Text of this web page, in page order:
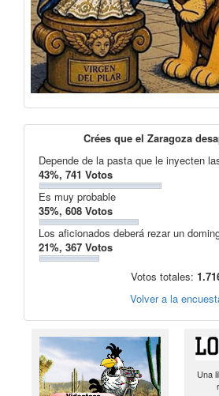
Crées que el Zaragoza
Depende de la pasta que le inyecten
43%, 741 Votos
Es muy probable
35%, 608 Votos
Los aficionados deberá rezar un
21%, 367 Votos
Votos totales:
Volver a la
Una